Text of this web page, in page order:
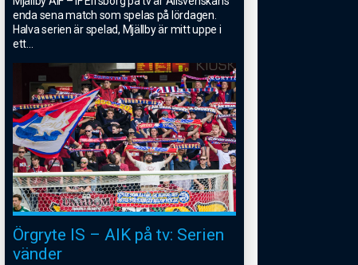
enda sena match som spelas på lördagen.
Halva serien är spelad, Mjällby är mitt uppe i
ett
Örgryte IS – AIK på tv: Serien
vänder